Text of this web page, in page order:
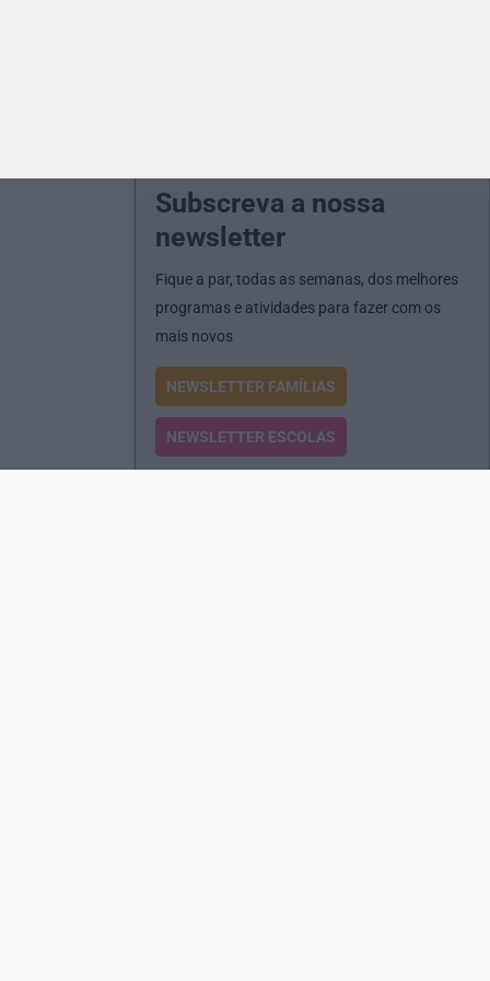
Subscreva a nossa
newsletter
Fique a par, todas as semanas, dos melhores
programas e atividades para fazer com os
mais novos
NEWSLETTER FAMÍLIAS
NEWSLETTER ESCOLAS